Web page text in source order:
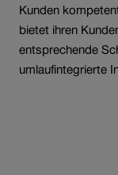
Kunden
bietet ihren
entsprechende
umlaufintegrierte